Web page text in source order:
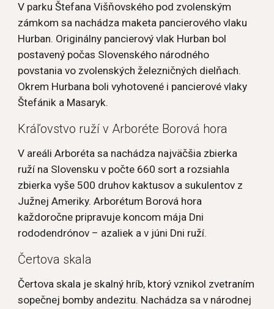
V parku Štefana Višňovského pod zvolenským
zámkom sa nachádza maketa pancierového vlaku
Hurban. Originálny pancierový vlak Hurban bol
postavený počas Slovenského národného
povstania vo zvolenských železničných dielňach.
Okrem Hurbana boli vyhotovené i pancierové vlaky
Štefánik a Masaryk.
Kráľovstvo ruží v Arboréte Borová hora
V areáli Arboréta sa nachádza najväčšia zbierka
ruží na Slovensku v počte 660 sort a rozsiahla
zbierka vyše 500 druhov kaktusov a sukulentov z
Južnej Ameriky. Arborétum Borová hora
každoročne pripravuje koncom mája Dni
rododendrónov – azaliek a v júni Dni ruží.
Čertova skala
Čertova skala je skalný hríb, ktorý vznikol zvetraním
sopečnej bomby andezitu. Nachádza sa v národnej